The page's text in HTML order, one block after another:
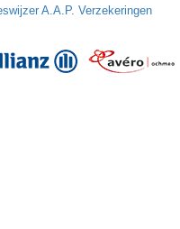
A.A.P. Verzekeringen